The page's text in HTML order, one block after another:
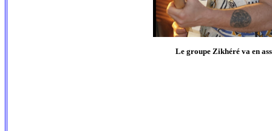
Le groupe Zikhéré va en